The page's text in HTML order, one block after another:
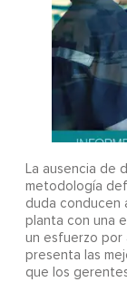
La ausencia de
metodología
duda conducen
planta con una
un esfuerzo por
presenta las
que los